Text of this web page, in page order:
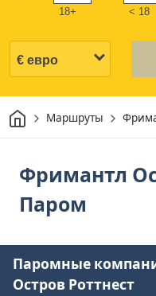
18+ < 18
ДомМаршруты
Фримантл
Паром
Паромные
Остров Роттнест